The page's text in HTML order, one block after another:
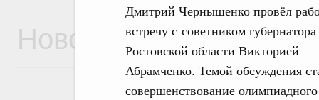
Дмитрий Чернышенко провёл
встречу с советником губернатора
Ростовской области Викторией
Абрамченко. Темой обсуждения
совершенствование олимпиадного
Новости